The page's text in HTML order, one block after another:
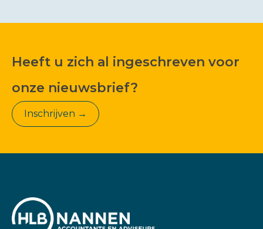
Heeft u zich al ingeschreven voor
onze nieuwsbrief?
Inschrijven →